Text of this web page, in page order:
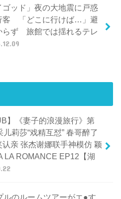
ゴッド」夜の大地震に戸惑
客 「どこに行けば…」避
らず 旅館では揺れるテレ
】《妻子的浪漫旅行》第
儿莉莎“戏精互怼” 春哥醉了
亲 张杰谢娜联手神模仿 颖
LA ROMANCE EP12【湖
ルのルームツアーがエ●す